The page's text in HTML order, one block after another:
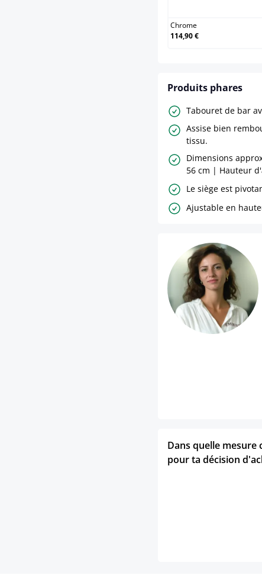
Chrome
114,90 €
Produits phares
Tabouret de bar
Assise bien
tissu.
Dimensions
56 cm | Hauteur
Le siège est
Ajustable en
Dans quelle mesure
pour ta décision